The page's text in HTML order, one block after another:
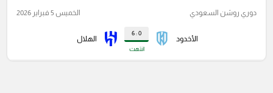
الأخدود
0 : 6
انتهت
الهلال
دوري روشن السعودي الخميس 5 فبراير 2026